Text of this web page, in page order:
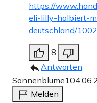
https://
eli-lilly-halbiert-
deutschland/
8
Antworten
Sonnenblume1
Melden